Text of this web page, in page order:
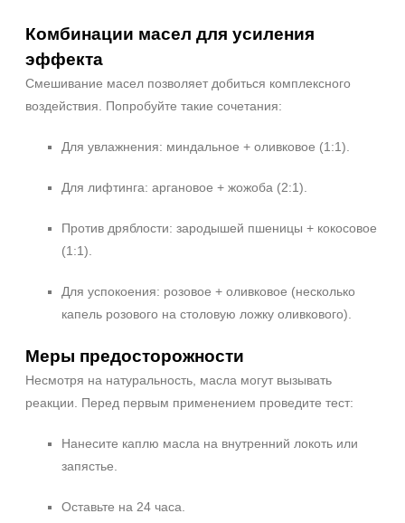
Комбинации масел для усиления
эффекта
Смешивание масел позволяет добиться комплексного
воздействия. Попробуйте такие сочетания:
Для увлажнения: миндальное + оливковое (1:1).
Для лифтинга: аргановое + жожоба (2:1).
Против дряблости: зародышей пшеницы + кокосовое
(1:1).
Для успокоения: розовое + оливковое (несколько
капель розового на столовую ложку оливкового).
Меры предосторожности
Несмотря на натуральность, масла могут вызывать
реакции. Перед первым применением проведите тест:
Нанесите каплю масла на внутренний локоть или
запястье.
Оставьте на 24 часа.